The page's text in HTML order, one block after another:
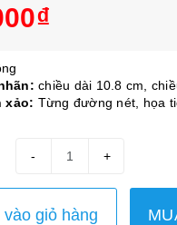
chiều dài 10.8 cm,
xảo: Từng đường nét, họa
+
-
vào giỏ hàng